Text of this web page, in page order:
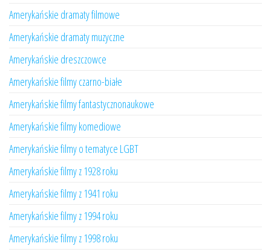
Amerykańskie dramaty filmowe
Amerykańskie dramaty muzyczne
Amerykańskie dreszczowce
Amerykańskie filmy czarno-białe
Amerykańskie filmy fantastycznonaukowe
Amerykańskie filmy komediowe
Amerykańskie filmy o tematyce LGBT
Amerykańskie filmy z 1928 roku
Amerykańskie filmy z 1941 roku
Amerykańskie filmy z 1994 roku
Amerykańskie filmy z 1998 roku